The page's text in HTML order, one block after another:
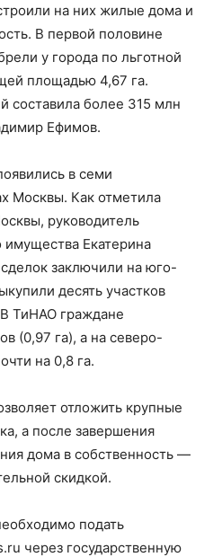
на них жилые дома и
В первой половине
у города по льготной
площадью 4,67 га.
составила более 315 млн
Ефимов.
в семи
Москвы. Как отметила
руководитель
имущества Екатерина
заключили на юго-
десять участков
ТиНАО граждане
(0,97 га), а на северо-
на 0,8 га.
отложить крупные
а после завершения
дома в собственность —
скидкой.
подать
через государственную